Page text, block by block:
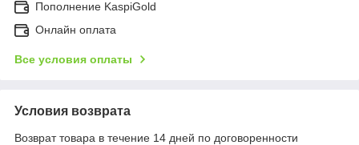
Пополнение KaspiGold
Онлайн оплата
Все условия оплаты
Условия возврата
Возврат товара в течение 14 дней по договоренности